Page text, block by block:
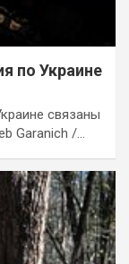
по Украине
связаны
Garanich /…